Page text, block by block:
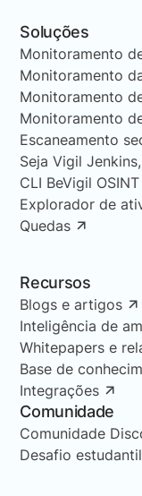
Soluções
Monitoramento
Monitoramento
Monitoramento
Monitoramento
Escaneamento
Seja Vigil
CLI BeVigil OSINT
Explorador de
Quedas
Recursos
Blogs e artigos
Inteligência de
Whitepapers e
Base de
Integrações
Comunidade
Comunidade
Desafio estudantil